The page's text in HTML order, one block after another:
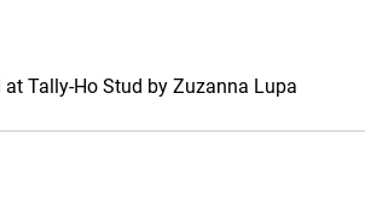
at Tally-Ho Stud by Zuzanna Lupa